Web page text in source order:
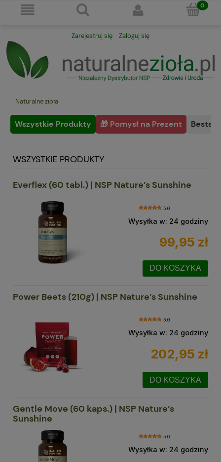
Zarejestruj się Zaloguj się
Naturalne zioła
Wszystkie Produkty 🎁 Pomysł na Prezent
WSZYSTKIE PRODUKTY
Everflex (60 tabl.) | NSP Nature’s Sunshine
5.0
Wysyłka w: 24 godziny
99,95 zł
DO KOSZYKA
Power Beets (210g) | NSP Nature’s Sunshine
5.0
Wysyłka w: 24 godziny
202,95 zł
DO KOSZYKA
Gentle Move (60 kaps.) | NSP Nature’s
Sunshine
5.0
Wysyłka w: 24 godziny